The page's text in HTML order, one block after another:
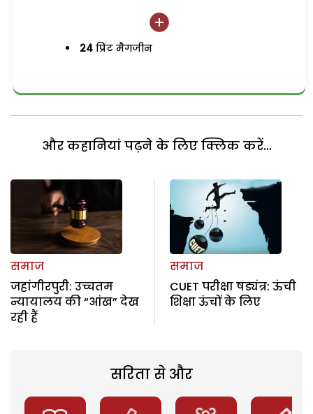
24 प्रिंट मैगजीन
और कहानियां पढ़ने के लिए क्लिक करें...
समाज
जहांगीरपुरी: उच्चतम
न्यायालय की “आंख” देख
रही हैं
समाज
CUET परीक्षा षड्यंत्र: ऊंची
शिक्षा ऊंचों के लिए
सरिता से और